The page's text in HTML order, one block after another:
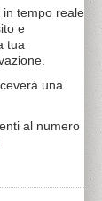
tempo reale
e
tua
una
al numero